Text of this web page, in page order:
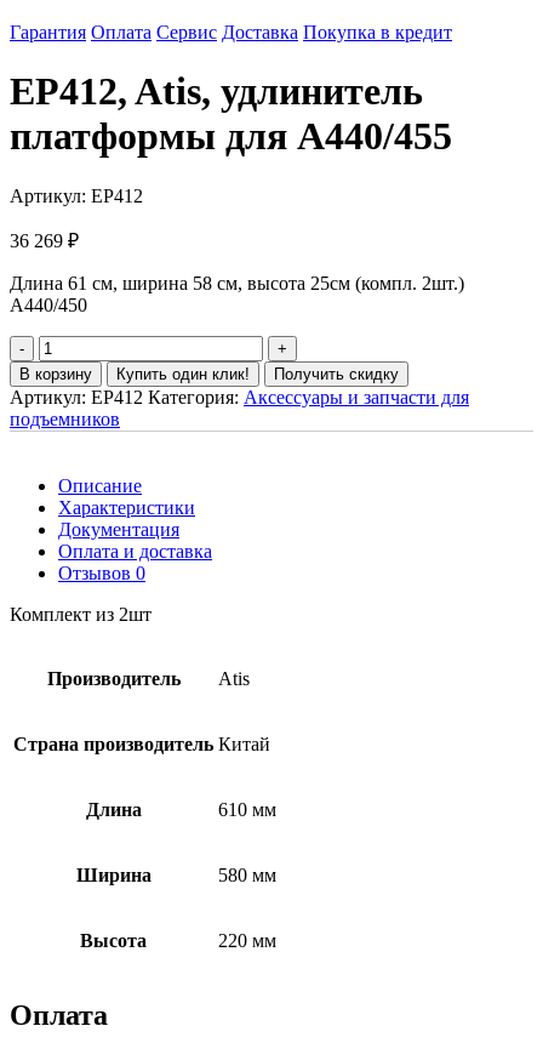
Гарантия Оплата Сервис Доставка Покупка в кредит
EP412, Atis, удлинитель
платформы для A440/455
Артикул: EP412
36 269 ₽
Длина 61 см, ширина 58 см, высота 25см (компл. 2шт.)
А440/450
В корзину Купить один клик! Получить скидку
Артикул: EP412 Категория: Аксессуары и запчасти для
подъемников
Описание
Характеристики
Документация
Оплата и доставка
Отзывов 0
Комплект из 2шт
Производитель Atis
Страна производитель Китай
Длина 610 мм
Ширина 580 мм
Высота 220 мм
Оплата